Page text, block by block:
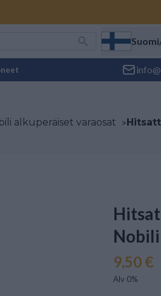
Suomi
alkuperäiset varaosat >
Nobili
9,50 €
Alv 0%